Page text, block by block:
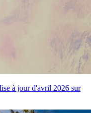
à jour d'avril 2026 sur